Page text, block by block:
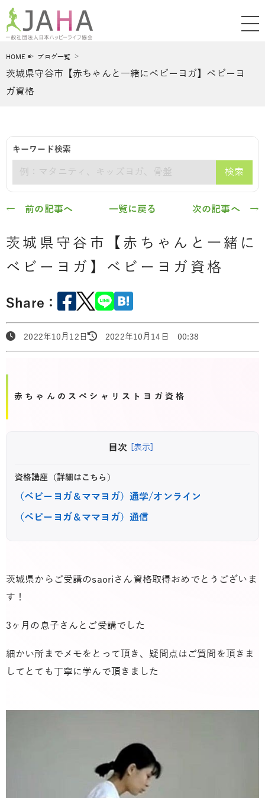
HOME ブログ一覧
茨城県守谷市【赤ちゃんと一緒にベビーヨガ】ベビーヨ
ガ資格
キーワード検索
検索
← 前の記事へ 一覧に戻る 次の記事へ →
茨城県守谷市【赤ちゃんと一緒に
ベビーヨガ】ベビーヨガ資格
Share：
2022年10月12日 2022年10月14日 00:38
赤ちゃんのスペシャリストヨガ資格
目次 [表示]
資格講座（詳細はこちら）
（ベビーヨガ＆ママヨガ）通学/オンライン
（ベビーヨガ＆ママヨガ）通信
茨城県からご受講のsaori さん資格取得おめでとうございま
す！
3 ヶ月の息子さんとご受講でした
細かい所までメモをとって頂き、疑問点はご質問を頂きま
してとても丁寧に学んで頂きました